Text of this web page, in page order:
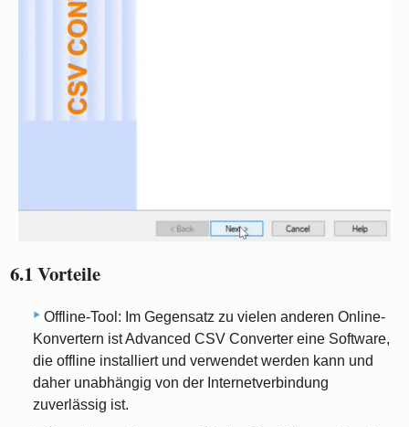
6.1 Vorteile
Offline-Tool: Im Gegensatz zu vielen anderen Online-
Konvertern ist Advanced CSV Converter eine Software,
die offline installiert und verwendet werden kann und
daher unabhängig von der Internetverbindung
zuverlässig ist.